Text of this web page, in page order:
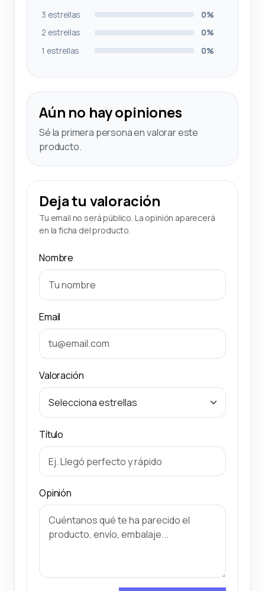
3 estrellas
0%
2 estrellas
0%
1 estrellas
0%
Aún no hay opiniones
Sé la primera persona en valorar este
producto.
Deja tu valoración
Tu email no será público. La opinión aparecerá
en la ficha del producto.
Nombre
Email
Valoración
Título
Opinión